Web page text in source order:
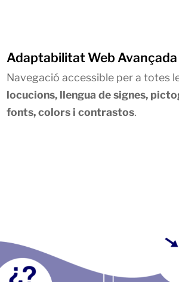
Adaptabilitat Web Avançada
Navegació accessible per a totes
locucions, llengua de signes,
fonts, colors i contrastos.